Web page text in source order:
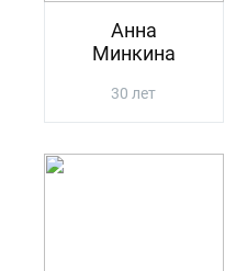
Анна
Минкина
30 лет